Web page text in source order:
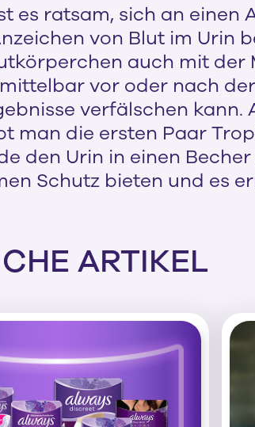
es ratsam, sich an einen
von Blut im Urin
auch mit
vor oder nach
verfälschen kann.
die ersten Paar
den Urin in einen Becher
Schutz bieten und es
ARTIKEL